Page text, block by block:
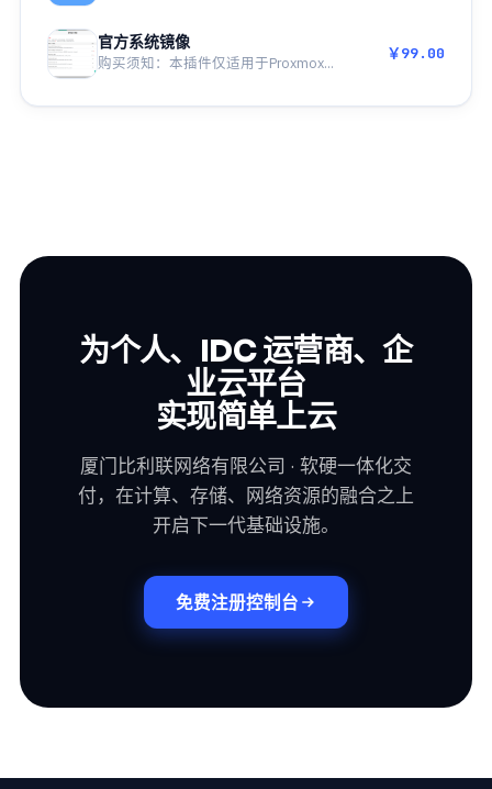
官方系统镜像
购买须知：本插件仅适用于Proxmox... ￥99.00
为个人、IDC 运营商、企
业云平台
实现简单上云
厦门比利联网络有限公司 · 软硬一体化交
付，在计算、存储、网络资源的融合之上
开启下一代基础设施。
免费注册控制台